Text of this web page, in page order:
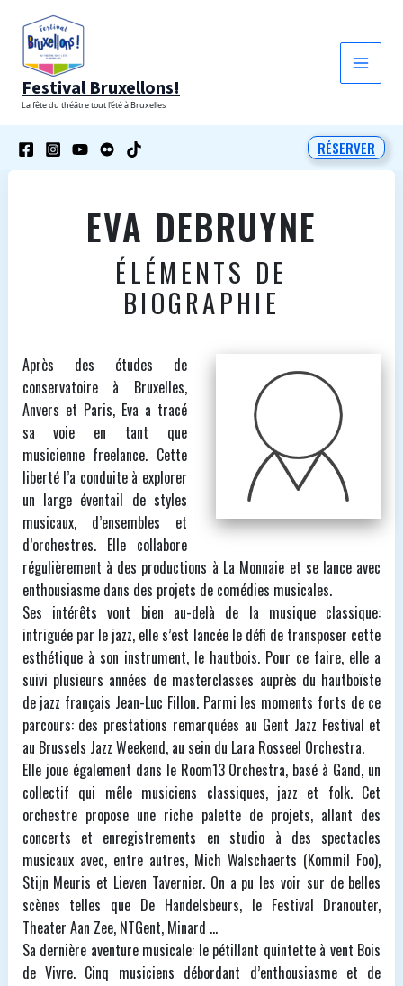
contenu
Festival Bruxellons!
La fête du théâtre tout l'été à Bruxelles
RÉSERVER
EVA DEBRUYNE
ÉLÉMENTS DE
BIOGRAPHIE
Après des études de
conservatoire à Bruxelles,
Anvers et Paris, Eva a tracé
sa voie en tant que
musicienne freelance. Cette
liberté l’a conduite à explorer
un large éventail de styles
musicaux, d’ensembles et
d’orchestres. Elle collabore
régulièrement à des productions à La Monnaie et se lance avec
enthousiasme dans des projets de comédies musicales.
Ses intérêts vont bien au-delà de la musique classique:
intriguée par le jazz, elle s’est lancée le défi de transposer cette
esthétique à son instrument, le hautbois. Pour ce faire, elle a
suivi plusieurs années de masterclasses auprès du hautboïste
de jazz français Jean-Luc Fillon. Parmi les moments forts de ce
parcours: des prestations remarquées au Gent Jazz Festival et
au Brussels Jazz Weekend, au sein du Lara Rosseel Orchestra.
Elle joue également dans le Room13 Orchestra, basé à Gand, un
collectif qui mêle musiciens classiques, jazz et folk. Cet
orchestre propose une riche palette de projets, allant des
concerts et enregistrements en studio à des spectacles
musicaux avec, entre autres, Mich Walschaerts (Kommil Foo),
Stijn Meuris et Lieven Tavernier. On a pu les voir sur de belles
scènes telles que De Handelsbeurs, le Festival Dranouter,
Theater Aan Zee, NTGent, Minard ...
Sa dernière aventure musicale: le pétillant quintette à vent Bois
de Vivre. Cinq musiciens débordant d’enthousiasme et de